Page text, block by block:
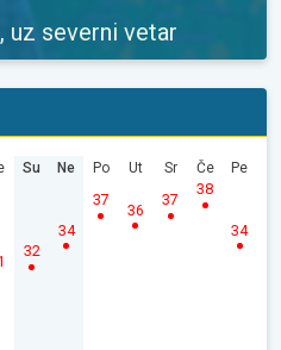
uz severni vetar
Su
32
Ne
34
Po
37
Ut
36
Sr
37
Če
38
Pe
34